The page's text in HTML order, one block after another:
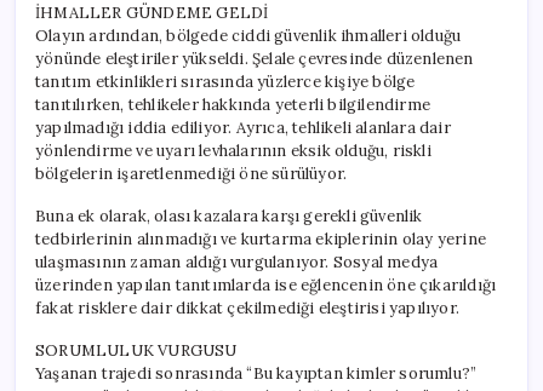
İHMALLER GÜNDEME GELDİ
Olayın ardından, bölgede ciddi güvenlik ihmalleri olduğu
yönünde eleştiriler yükseldi. Şelale çevresinde düzenlenen
tanıtım etkinlikleri sırasında yüzlerce kişiye bölge
tanıtılırken, tehlikeler hakkında yeterli bilgilendirme
yapılmadığı iddia ediliyor. Ayrıca, tehlikeli alanlara dair
yönlendirme ve uyarı levhalarının eksik olduğu, riskli
bölgelerin işaretlenmediği öne sürülüyor.
Buna ek olarak, olası kazalara karşı gerekli güvenlik
tedbirlerinin alınmadığı ve kurtarma ekiplerinin olay yerine
ulaşmasının zaman aldığı vurgulanıyor. Sosyal medya
üzerinden yapılan tanıtımlarda ise eğlencenin öne çıkarıldığı
fakat risklere dair dikkat çekilmediği eleştirisi yapılıyor.
SORUMLULUK VURGUSU
Yaşanan trajedi sonrasında “Bu kayıptan kimler sorumlu?”